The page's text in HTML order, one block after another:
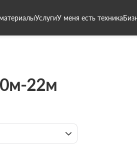
УслугиУ меня есть техника
22м